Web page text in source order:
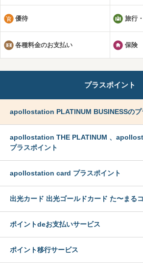
優待 旅行
各種料金のお支払い 保険
プラスポイント
apollostation PLATINUM BUSINESSのプ
apollostation THE PLATINUM 、
プラスポイント
apollostation card プラスポイント
出光カード 出光ゴールドカード た〜まる
ポイントdeお支払いサービス
ポイント移行サービス